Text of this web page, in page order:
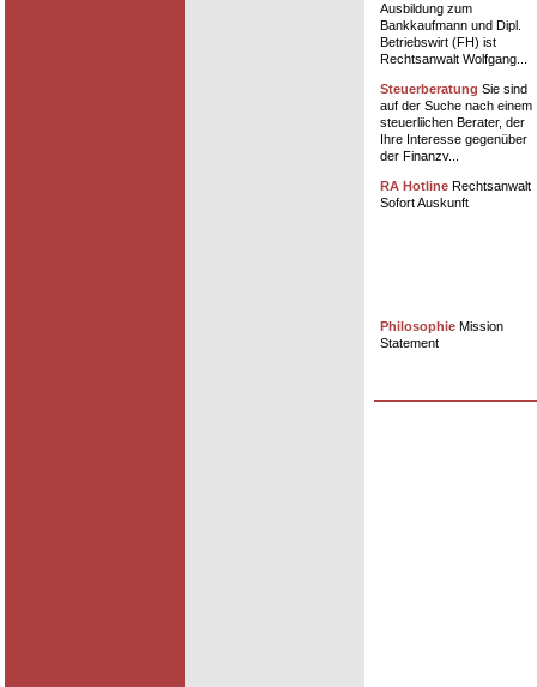
Ausbildung zum
Bankkaufmann und Dipl.
Betriebswirt (FH) ist
Rechtsanwalt Wolfgang...
Steuerberatung Sie sind
auf der Suche nach einem
steuerliichen Berater, der
Ihre Interesse gegenüber
der Finanzv...
RA Hotline Rechtsanwalt
Sofort Auskunft
Philosophie Mission
Statement